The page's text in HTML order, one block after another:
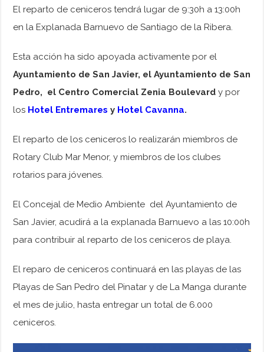
El reparto de ceniceros tendrá lugar de 9:30h a 13:00h
en la Explanada Barnuevo de Santiago de la Ribera.
Esta acción ha sido apoyada activamente por el
Ayuntamiento de San Javier, el Ayuntamiento de San
Pedro, el Centro Comercial Zenia Boulevard y por
los Hotel Entremares y Hotel Cavanna.
El reparto de los ceniceros lo realizarán miembros de
Rotary Club Mar Menor, y miembros de los clubes
rotarios para jóvenes.
El Concejal de Medio Ambiente del Ayuntamiento de
San Javier, acudirá a la explanada Barnuevo a las 10:00h
para contribuir al reparto de los ceniceros de playa.
El reparo de ceniceros continuará en las playas de las
Playas de San Pedro del Pinatar y de La Manga durante
el mes de julio, hasta entregar un total de 6.000
ceniceros.